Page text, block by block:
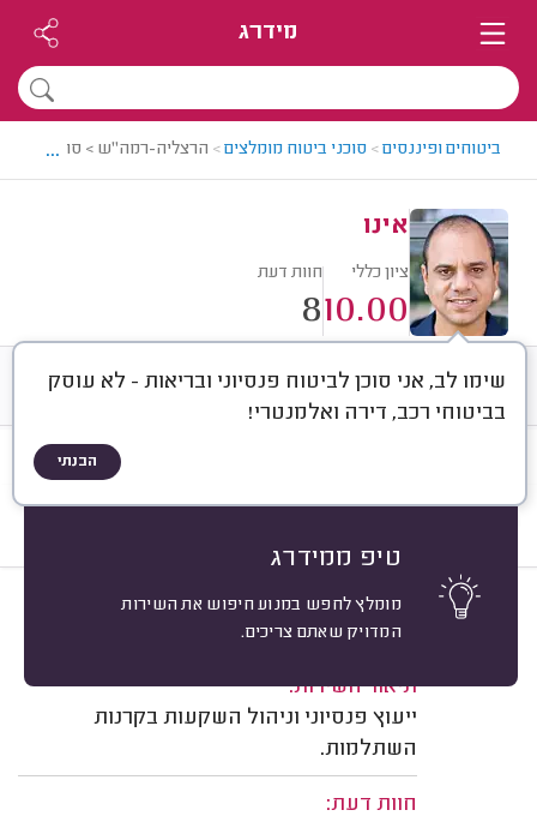
מידרג
ביטוחים ופיננסים> סוכני ביטוח מומלצים> הרצליה-רמה"ש > סוכן ביטוח
...
אינו
ציון כללי
10.00
חוות דעת
8
שימו לב, אני סוכן לביטוח פנסיוני ובריאות - לא עוסק
בביטוחי רכב, דירה ואלמנטרי!
הבנתי
טיפ ממידרג
מומלץ לחפש במנוע חיפוש את השירות
המדויק שאתם צריכים.
חוות דעת ממוצע רישוי ותעודות
גליה בכר, רמת השרון.
משוב: 11/03/2023
תיאור השירות:
ייעוץ פנסיוני וניהול השקעות בקרנות
השתלמות.
חוות דעת:
10